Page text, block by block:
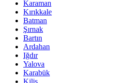
Karaman
Kırıkkale
Batman
Şırnak
Bartın
Ardahan
Iğdır
Yalova
Karabük
Kilis